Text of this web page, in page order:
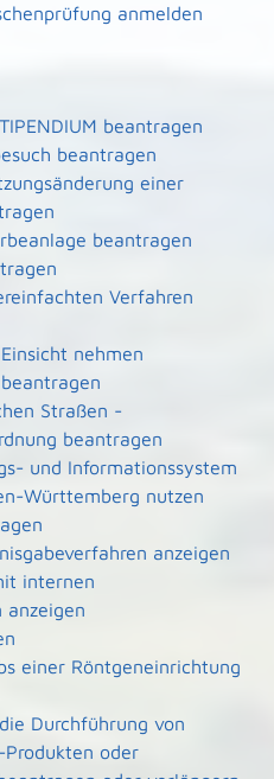
anmelden
beantragen
beantragen
einer
beantragen
Verfahren
nehmen
Straßen -
beantragen
und Informationssystem
Württemberg nutzen
anzeigen
internen
anzeigen
einer Röntgeneinrichtung
Durchführung von
oder